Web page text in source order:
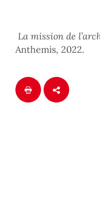
La mission de
Anthemis, 2022.